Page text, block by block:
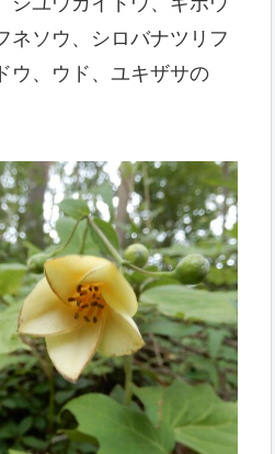
ネソウ、シロバナツリフ
ウ、ウド、ユキザサの